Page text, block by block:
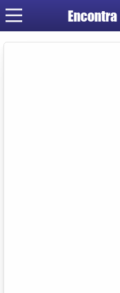
Encontra